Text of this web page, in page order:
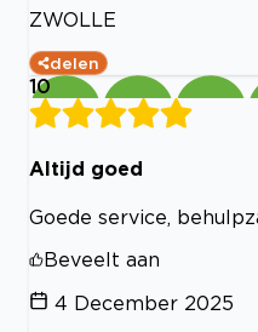
ZWOLLE
delen
10
Altijd goed
Goede service,
Beveelt aan
4 December 2025